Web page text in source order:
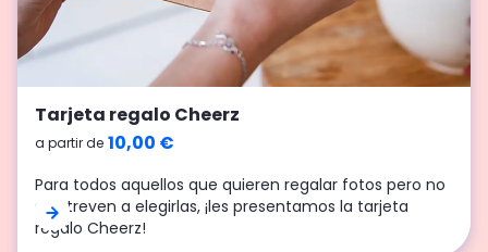
Tiras fotomatón
a partir de 9,50 €
Presume de tus mejores caras en impresiones en
formato fotocabina, ¡desde la comodidad de tu propia
casa!
Tarjeta regalo Cheerz
a partir de 10,00 €
Para todos aquellos que quieren regalar fotos pero no
se atreven a elegirlas, ¡les presentamos la tarjeta
regalo Cheerz!